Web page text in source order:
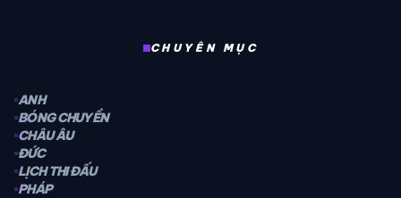
CHUYÊN MỤC
ANH
BÓNG CHUYỀN
CHÂU ÂU
ĐỨC
LỊCH THI ĐẤU
PHÁP